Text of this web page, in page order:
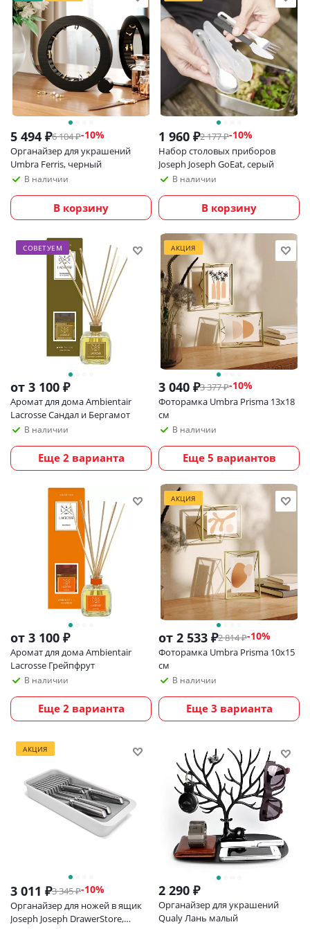
5 494 ₽6 104₽-10%
Органайзер для украшений
Umbra Ferris, черный
В наличии
В корзину
1 960 ₽2 177₽-10%
Набор столовых приборов
Joseph Joseph GoEat, серый
В наличии
В корзину
СОВЕТУЕМ
от 3 100 ₽
Аромат для дома Ambientair
Lacrosse Сандал и Бергамот
В наличии
Еще 2 варианта
АКЦИЯ
3 040 ₽3 377₽-10%
Фоторамка Umbra Prisma 13х18
см
В наличии
Еще 5 вариантов
от 3 100 ₽
Аромат для дома Ambientair
Lacrosse Грейпфрут
В наличии
Еще 2 варианта
АКЦИЯ
от 2 533 ₽2 814 ₽-10%
Фоторамка Umbra Prisma 10х15
см
В наличии
Еще 3 варианта
АКЦИЯ
3 011 ₽3 345₽-10%
Органайзер для ножей в ящик
Joseph Joseph DrawerStore,
2 290 ₽
Органайзер для украшений
Qualy Лань малый